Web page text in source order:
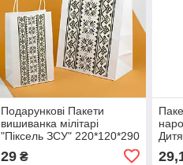
Подарункові Пакети
вишиванка мілітарі
"Піксель ЗСУ" 220*120*290
Подарунок на день армії
29₴